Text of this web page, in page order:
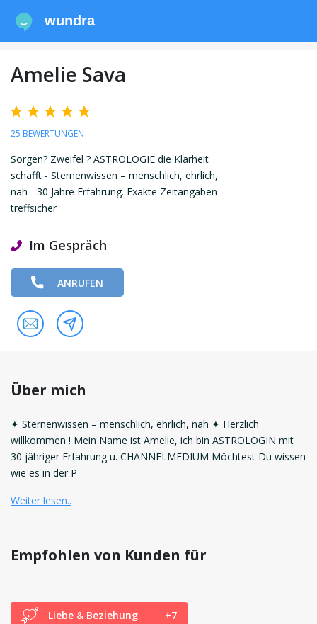
wundra
Amelie Sava
25 BEWERTUNGEN
Sorgen? Zweifel ? ASTROLOGIE die Klarheit
schafft - Sternenwissen – menschlich, ehrlich,
nah - 30 Jahre Erfahrung. Exakte Zeitangaben -
treffsicher
Im Gespräch
ANRUFEN
Über mich
✦ Sternenwissen – menschlich, ehrlich, nah ✦ Herzlich
willkommen ! Mein Name ist Amelie, ich bin ASTROLOGIN mit
30 jähriger Erfahrung u. CHANNELMEDIUM Möchtest Du wissen
wie es in der P
Weiter lesen..
Empfohlen von Kunden für
Liebe & Beziehung +7